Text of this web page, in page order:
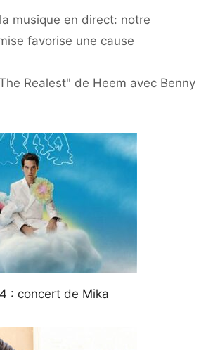
musique en direct: notre
favorise une cause
Realest" de Heem avec Benny
: concert de Mika